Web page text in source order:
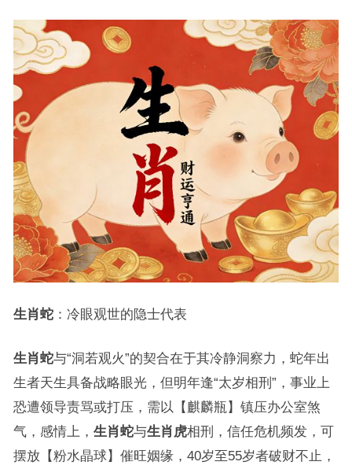
生肖蛇：冷眼观世的隐士代表
生肖蛇与“洞若观火”的契合在于其冷静洞察力，蛇年出
生者天生具备战略眼光，但明年逢“太岁相刑”，事业上
恐遭领导责骂或打压，需以【麒麟瓶】镇压办公室煞
气，感情上， 生肖蛇与生肖虎相刑，信任危机频发，可
摆放【粉水晶球】催旺姻缘，40岁至55岁者破财不止，